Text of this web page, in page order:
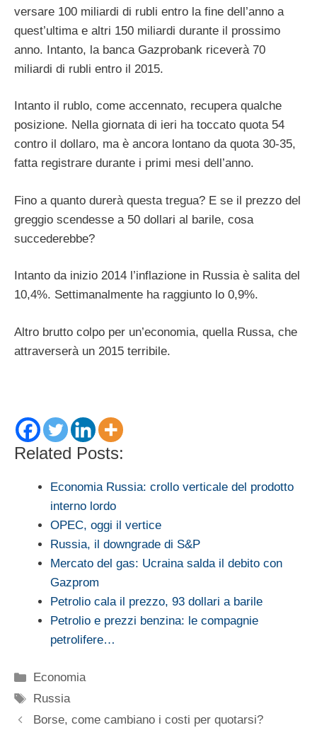
versare 100 miliardi di rubli entro la fine dell’anno a
quest’ultima e altri 150 miliardi durante il prossimo
anno. Intanto, la banca Gazprobank riceverà 70
miliardi di rubli entro il 2015.
Intanto il rublo, come accennato, recupera qualche
posizione. Nella giornata di ieri ha toccato quota 54
contro il dollaro, ma è ancora lontano da quota 30-35,
fatta registrare durante i primi mesi dell’anno.
Fino a quanto durerà questa tregua? E se il prezzo del
greggio scendesse a 50 dollari al barile, cosa
succederebbe?
Intanto da inizio 2014 l’inflazione in Russia è salita del
10,4%. Settimanalmente ha raggiunto lo 0,9%.
Altro brutto colpo per un’economia, quella Russa, che
attraverserà un 2015 terribile.
Related Posts:
Economia Russia: crollo verticale del prodotto
interno lordo
OPEC, oggi il vertice
Russia, il downgrade di S&P
Mercato del gas: Ucraina salda il debito con
Gazprom
Petrolio cala il prezzo, 93 dollari a barile
Petrolio e prezzi benzina: le compagnie
petrolifere…
Categorie
Economia
Tag
Russia
Borse, come cambiano i costi per quotarsi?